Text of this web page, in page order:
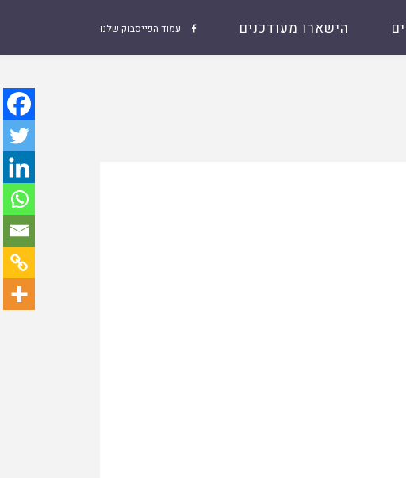
 עמוד הפייסבוק שלנו הישארו מעודכנים